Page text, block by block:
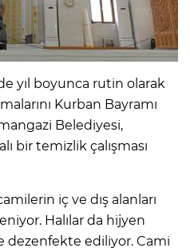
yıl boyunca rutin olarak
Kurban Bayramı
Belediyesi,
bir temizlik çalışması
iç ve dış alanları
Halılar da hijyen
dezenfekte ediliyor. Cami